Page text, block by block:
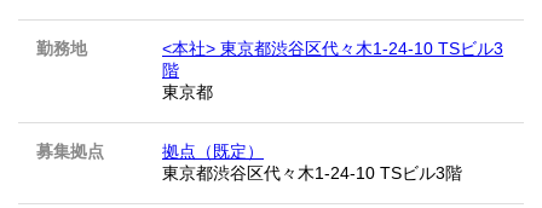
勤務地
<本社> 東京都渋谷区代々木1-24-10 TSビル3
階
東京都
募集拠点
拠点（既定）
東京都渋谷区代々木1-24-10 TSビル3階